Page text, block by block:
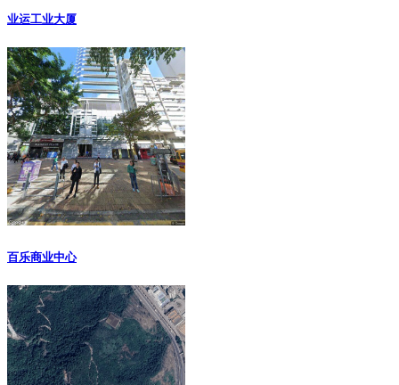
业运工业大厦
百乐商业中心